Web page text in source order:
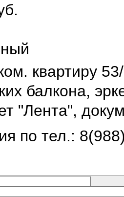
квартиру
балкона,
"Лента",
по тел.: